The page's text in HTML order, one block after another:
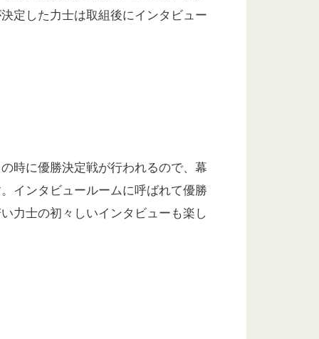
定した力士は取組後にインタビュー
時に優勝決定戦が行われるので、幕
インタビュールームに呼ばれて優勝
力士の初々しいインタビューも楽し